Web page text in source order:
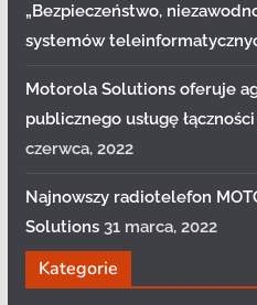
„Bezpieczeństwo,
systemów
Motorola Solutions oferuje
publicznego usługę
czerwca, 2022
Najnowszy radiotelefon
Solutions 31 marca, 2022
Kategorie